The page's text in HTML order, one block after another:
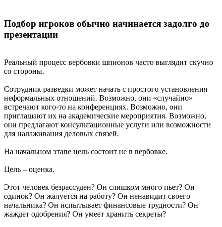
Подбор игроков обычно начинается задолго до
презентации
Реальный процесс вербовки шпионов часто выглядит скучно
со стороны.
Сотрудник разведки может начать с простого установления
неформальных отношений. Возможно, они «случайно»
встречают кого-то на конференциях. Возможно, они
приглашают их на академические мероприятия. Возможно,
они предлагают консультационные услуги или возможности
для налаживания деловых связей.
На начальном этапе цель состоит не в вербовке.
Цель – оценка.
Этот человек безрассуден? Он слишком много пьет? Он
одинок? Он жалуется на работу? Он ненавидит своего
начальника? Он испытывает финансовые трудности? Он
жаждет одобрения? Он умеет хранить секреты?